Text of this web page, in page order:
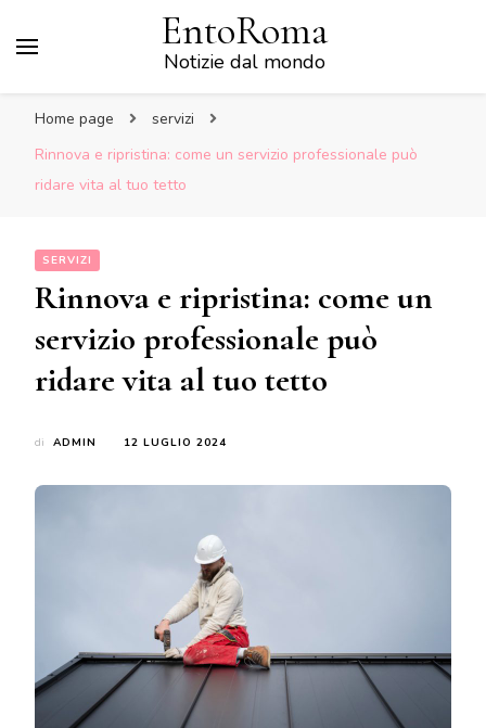
EntoRoma
Notizie dal mondo
Home page
servizi
Rinnova e ripristina: come un servizio professionale può
ridare vita al tuo tetto
SERVIZI
Rinnova e ripristina: come un
servizio professionale può
ridare vita al tuo tetto
di ADMIN 12 LUGLIO 2024